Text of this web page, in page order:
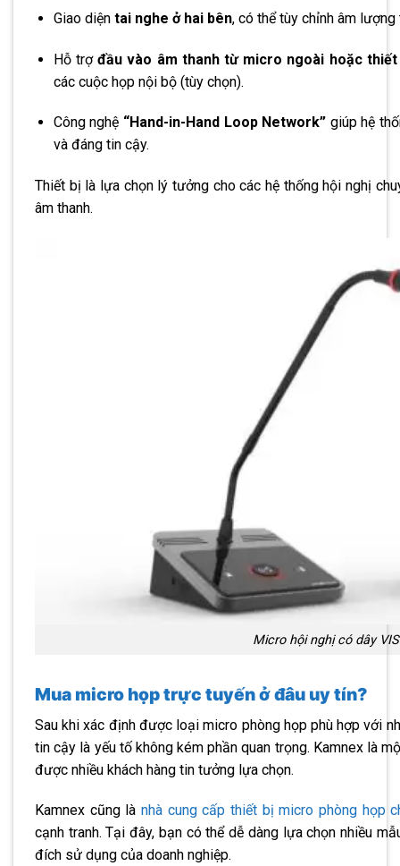
Giao diện tai nghe ở hai bên, có thể tùy chỉnh âm
Hỗ trợđầu vào âm thanh từ micro ngoài hoặc
các cuộc họp nội bộ (tùy chọn).
Công nghệ “Hand-in-Hand Loop Network” giúp hệ
và đáng tin cậy.
Thiết bị là lựa chọn lý tưởng cho các hệ thống hội nghị
âm thanh.
Micro hội nghị có dây
Mua micro họp trực tuyến ở đâu uy tín?
Sau khi xác định được loại micro phòng họp phù hợp với
tin cậy là yếu tố không kém phần quan trọng. Kamnex là
được nhiều khách hàng tin tưởng lựa chọn.
Kamnex cũng là nhà cung cấp thiết bị micro phòng họp
cạnh tranh. Tại đây, bạn có thể dễ dàng lựa chọn nhiều
đích sử dụng của doanh nghiệp.